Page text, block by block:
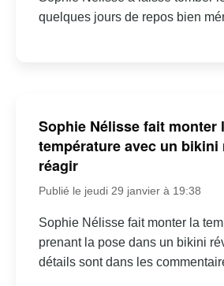
quelques jours de repos bien
Sophie Nélisse fait monter
température avec un
réagir
Publié le jeudi 29 janvier à 19:38
Sophie Nélisse fait monter la
prenant la pose dans un bikini
détails sont dans les